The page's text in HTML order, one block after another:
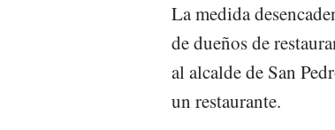
La medida
de dueños de
al alcalde de San
un restaurante.